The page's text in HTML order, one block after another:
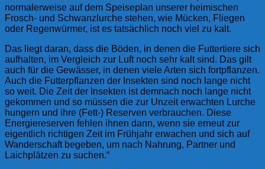
normalerweise auf dem Speiseplan unserer heimischen
Frosch- und Schwanzlurche stehen, wie Mücken, Fliegen
oder Regenwürmer, ist es tatsächlich noch viel zu kalt.
Das liegt daran, dass die Böden, in denen die Futtertiere sich
aufhalten, im Vergleich zur Luft noch sehr kalt sind. Das gilt
auch für die Gewässer, in denen viele Arten sich fortpflanzen.
Auch die Futterpflanzen der Insekten sind noch lange nicht
so weit. Die Zeit der Insekten ist demnach noch lange nicht
gekommen und so müssen die zur Unzeit erwachten Lurche
hungern und ihre (Fett-) Reserven verbrauchen. Diese
Energiereserven fehlen ihnen dann, wenn sie erneut zur
eigentlich richtigen Zeit im Frühjahr erwachen und sich auf
Wanderschaft begeben, um nach Nahrung, Partner und
Laichplätzen zu suchen.“